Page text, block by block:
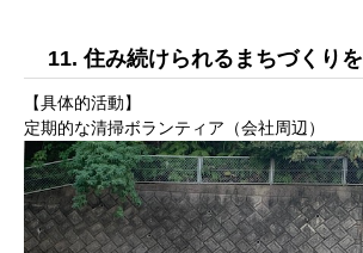
11. 住み続けられるまちづくりを
【具体的活動】
定期的な清掃ボランティア（会社周辺）